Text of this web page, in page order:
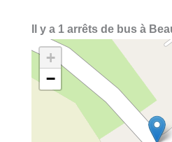
Il y a 1 arrêts de bus à
+
−